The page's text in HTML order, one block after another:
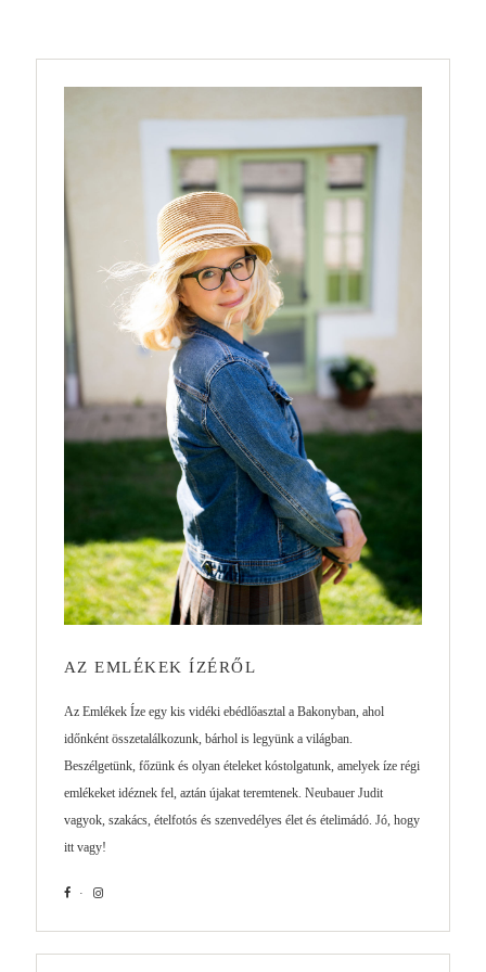
AZ EMLÉKEK ÍZÉRŐL
Az Emlékek Íze egy kis vidéki ebédlőasztal a Bakonyban, ahol
időnként összetalálkozunk, bárhol is legyünk a világban.
Beszélgetünk, főzünk és olyan ételeket kóstolgatunk, amelyek íze régi
emlékeket idéznek fel, aztán újakat teremtenek. Neubauer Judit
vagyok, szakács, ételfotós és szenvedélyes élet és ételimádó. Jó, hogy
itt vagy!